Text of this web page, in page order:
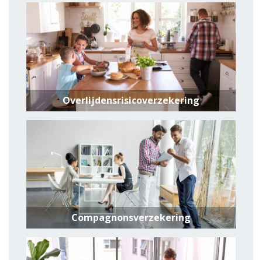
Overlijdensrisicoverzekering
Compagnonsverzekering